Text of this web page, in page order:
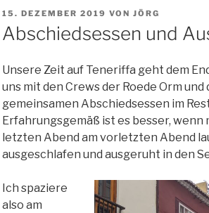
VERÖFFENTLICHT
AM
15. DEZEMBER 2019 VON JÖRG
Abschiedsessen und
Unsere Zeit auf Teneriffa geht dem
uns mit den Crews der Roede Orm und
gemeinsamen Abschiedsessen im
Erfahrungsgemäß ist es besser,
letzten Abend am vorletzten Abend
ausgeschlafen und ausgeruht in den
Ich spaziere
also am